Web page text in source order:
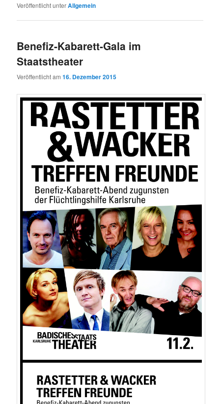
Veröffentlicht unterAllgemein
Benefiz-Kabarett-Gala im
Staatstheater
Veröffentlicht am16. Dezember 2015